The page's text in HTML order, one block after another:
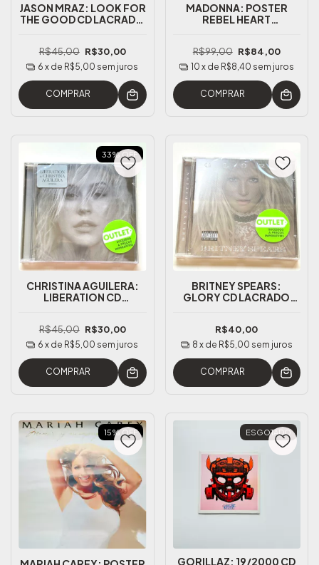
JASON MRAZ: LOOK FOR
THE GOOD CD LACRADO
R$45,00 R$30,00
6 x de R$5,00 sem juros
COMPRAR
MADONNA: POSTER
REBEL HEART
R$99,00 R$84,00
10 x de R$8,40 sem juros
COMPRAR
33%OFF
CHRISTINA AGUILERA:
LIBERATION CD
R$45,00 R$30,00
6 x de R$5,00 sem juros
COMPRAR
BRITNEY SPEARS:
GLORY CD LACRADO
R$40,00
8 x de R$5,00 sem juros
COMPRAR
15%OFF ESGOTADO
GORILLAZ: 19/2000 CD